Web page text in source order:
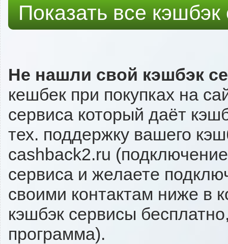
Показать все
Не нашли свой кэшбэк
кешбек при покупках на
сервиса который даёт
тех. поддержку вашего
cashback2.ru
сервиса и желаете
своими контактам ниже в
кэшбэк сервисы
программа).